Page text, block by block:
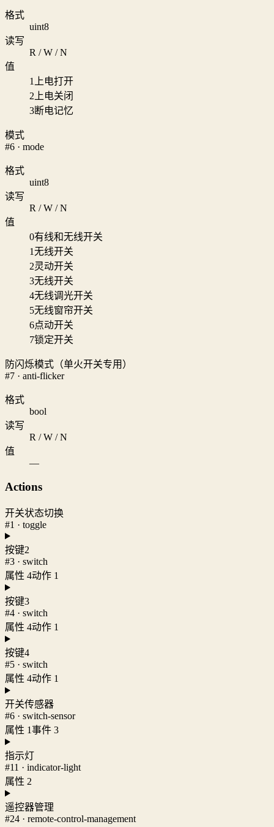
格式
uint8
读写
R / W / N
值
1
上电打开
2 上电关闭
3断电记忆
模式
#6 · mode
格式
uint8
读写
R / W / N
值
0有线和无线开关
1无线开关
2灵动开关
3无线开关
4无线调光开关
5无线窗帘开关
6点动开关
7锁定开关
防闪烁模式（单火开关专用）
#7 · anti-flicker
格式
bool
读写
R / W / N
值
—
Actions
开关状态切换
#1 · toggle
按键2
#3 · switch
属性 4动作 1
按键3
#4 · switch
属性 4动作 1
按键4
#5 · switch
属性 4动作 1
开关传感器
#6 · switch-sensor
属性 1事件 3
指示灯
#11 · indicator-light
属性 2
遥控器管理
#24 · remote-control-management